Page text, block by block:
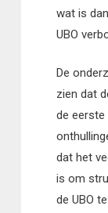
wat is
UBO
De
zien dat
de eerste
dat het
is om
de UBO